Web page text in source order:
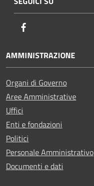
AMMINISTRAZIONE
Organi di Governo
Aree Amministrative
Uffici
Enti e fondazioni
Politici
Personale Amministrativo
Documenti e dati